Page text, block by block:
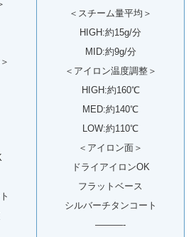
＜スチーム量平均＞
HIGH:約15g/分
MID:約9g/分
＜アイロン温度調整＞
HIGH:約160℃
MED:約140℃
LOW:約110℃
＜アイロン面＞
ドライアイロンOK
フラットベース
シルバーチタンコート
———-